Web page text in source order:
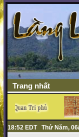
Trang nhất
18:52 EDT Thứ Năm,